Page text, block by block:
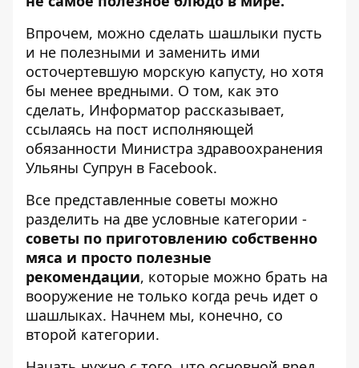
Впрочем, можно сделать шашлыки пусть
и не полезными и заменить ими
осточертевшую морскую капусту, но хотя
бы менее вредными. О том, как это
сделать, Информатор рассказывает,
ссылаясь на пост исполняющей
обязанности Министра здравоохранения
Ульяны Супрун в Facebook.
Все представленные советы можно
разделить на две условные категории -
советы по приготовлению собственно
мяса и просто полезные
рекомендации, которые можно брать на
вооружение не только когда речь идет о
шашлыках. Начнем мы, конечно, со
второй категории.